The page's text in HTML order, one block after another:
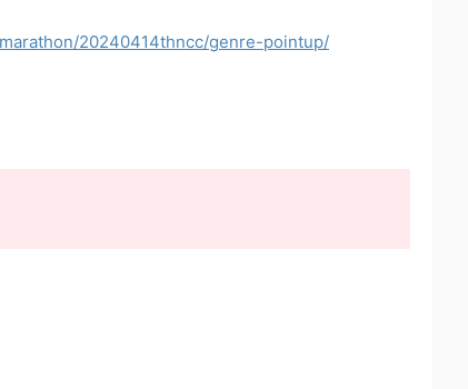
20240414thncc/genre-pointup/